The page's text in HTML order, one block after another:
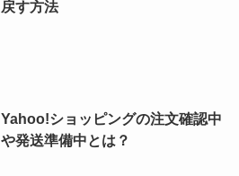
戻す方法
Yahoo!ショッピングの注文確認中
や発送準備中とは？